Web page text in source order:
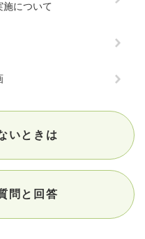
施について
いときは
問と回答